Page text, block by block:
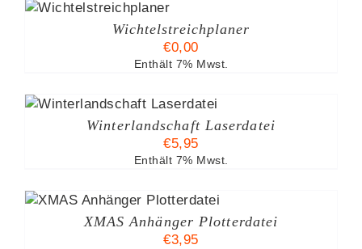
Wichtelstreichplaner
€0,00
Enthält 7% Mwst.
Winterlandschaft Laserdatei
€5,95
Enthält 7% Mwst.
XMAS Anhänger Plotterdatei
€3,95